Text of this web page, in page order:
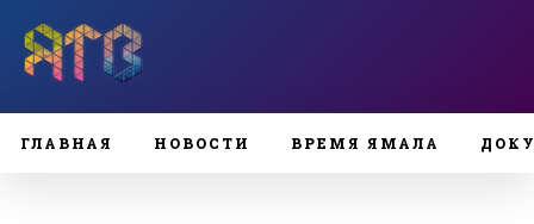
ГЛАВНАЯ НОВОСТИ ВРЕМЯ ЯМАЛА